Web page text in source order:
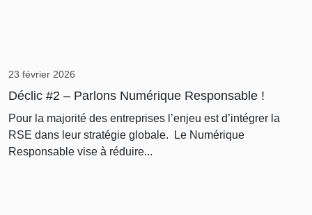
23 février 2026
Déclic #2 – Parlons Numérique Responsable !
Pour la majorité des entreprises l’enjeu est d’intégrer la
RSE dans leur stratégie globale. Le Numérique
Responsable vise à réduire...